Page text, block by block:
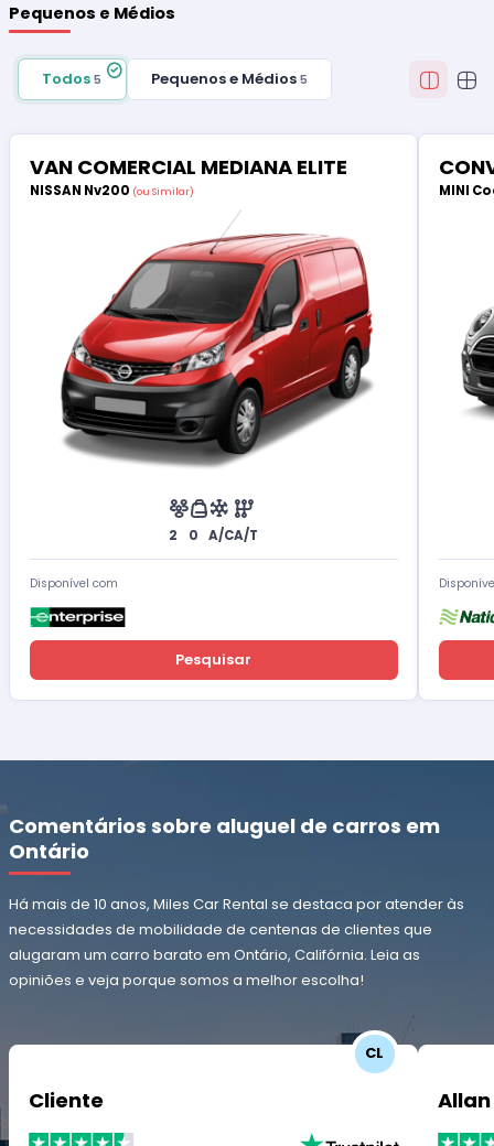
Pequenos e Médios
Todos5 Pequenos e Médios 5
VAN COMERCIAL MEDIANA ELITE
NISSAN Nv200 (ou Similar)
2 0 A/CA/T
Disponível com
Pesquisar
MINI
Comentários sobre aluguel de carros em
Ontário
Há mais de 10 anos, Miles Car Rental se destaca por atender às
necessidades de mobilidade de centenas de clientes que
alugaram um carro barato em Ontário, Califórnia. Leia as
opiniões e veja porque somos a melhor escolha!
CL
Cliente Allan